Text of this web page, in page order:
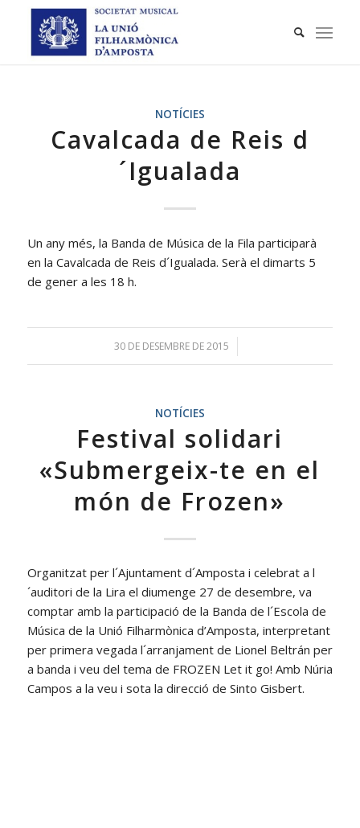
NOTÍCIES
Cavalcada de Reis d
´Igualada
Un any més, la Banda de Música de la Fila participarà
en la Cavalcada de Reis d´Igualada. Serà el dimarts 5
de gener a les 18 h.
30 DE DESEMBRE DE 2015
/
NOTÍCIES
Festival solidari
«Submergeix-te en el
món de Frozen»
Organitzat per l´Ajuntament d´Amposta i celebrat a l
´auditori de la Lira el diumenge 27 de desembre, va
comptar amb la participació de la Banda de l´Escola de
Música de la Unió Filharmònica d’Amposta, interpretant
per primera vegada l´arranjament de Lionel Beltrán per
a banda i veu del tema de FROZEN Let it go! Amb Núria
Campos a la veu i sota la direcció de Sinto Gisbert.